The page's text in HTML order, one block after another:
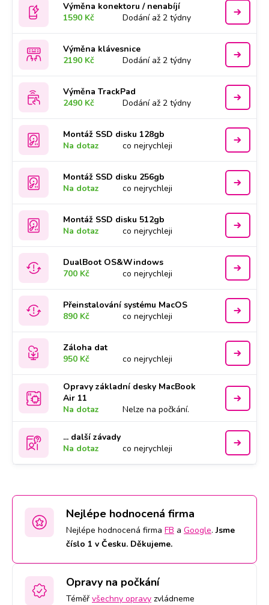
Výměna konektoru / nenabíjí
1590 Kč
Dodání až 2 týdny
Výměna klávesnice
2190 Kč
Dodání až 2 týdny
Výměna TrackPad
2490 Kč
Dodání až 2 týdny
Montáž SSD disku 128gb
Na dotaz
co nejrychleji
Montáž SSD disku 256gb
Na dotaz
co nejrychleji
Montáž SSD disku 512gb
Na dotaz
co nejrychleji
DualBoot OS&Windows
700 Kč
co nejrychleji
Přeinstalování systému MacOS
890 Kč
co nejrychleji
Záloha dat
950 Kč
co nejrychleji
Opravy základní desky MacBook
Air 11
Na dotaz
Nelze na počkání.
... další závady
Na dotaz
co nejrychleji
Nejlépe hodnocená firma
Nejlépe hodnocená firma FB a Google.Jsme
číslo 1 v Česku. Děkujeme.
Opravy na počkání
Téměř všechny opravy zvládneme